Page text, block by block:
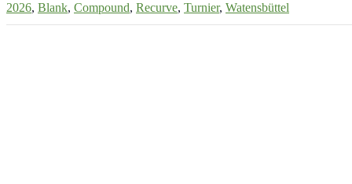
2026, Blank, Compound, Recurve, Turnier, Watensbüttel